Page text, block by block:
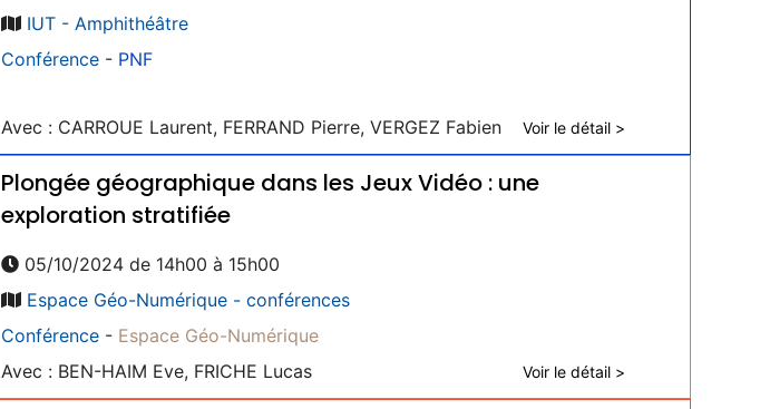
IUT - Amphithéâtre
Conférence - PNF
Avec : CARROUE Laurent, FERRAND Pierre, VERGEZ Fabien Voir le détail >
Plongée géographique dans les Jeux Vidéo : une
exploration stratifiée
05/10/2024 de 14h00 à 15h00
Espace Géo-Numérique - conférences
Conférence - Espace Géo-Numérique
Avec : BEN-HAIM Eve, FRICHE Lucas
Voir le détail >